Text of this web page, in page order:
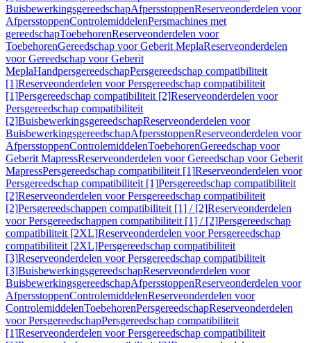
BuisbewerkingsgereedschapAfpersstoppenReserveonderdelen voor
AfpersstoppenControlemiddelenPersmachines met
gereedschapToebehorenReserveonderdelen voor
ToebehorenGereedschap voor Geberit MeplaReserveonderdelen
voor Gereedschap voor Geberit
MeplaHandpersgereedschapPersgereedschap compatibiliteit
[1]Reserveonderdelen voor Persgereedschap compatibiliteit
[1]Persgereedschap compatibiliteit [2]Reserveonderdelen voor
Persgereedschap compatibiliteit
[2]BuisbewerkingsgereedschapReserveonderdelen voor
BuisbewerkingsgereedschapAfpersstoppenReserveonderdelen voor
AfpersstoppenControlemiddelenToebehorenGereedschap voor
Geberit MapressReserveonderdelen voor Gereedschap voor Geberit
MapressPersgereedschap compatibiliteit [1]Reserveonderdelen voor
Persgereedschap compatibiliteit [1]Persgereedschap compatibiliteit
[2]Reserveonderdelen voor Persgereedschap compatibiliteit
[2]Persgereedschappen compatibiliteit [1] / [2]Reserveonderdelen
voor Persgereedschappen compatibiliteit [1] / [2]Persgereedschap
compatibiliteit [2XL]Reserveonderdelen voor Persgereedschap
compatibiliteit [2XL]Persgereedschap compatibiliteit
[3]Reserveonderdelen voor Persgereedschap compatibiliteit
[3]BuisbewerkingsgereedschapReserveonderdelen voor
BuisbewerkingsgereedschapAfpersstoppenReserveonderdelen voor
AfpersstoppenControlemiddelenReserveonderdelen voor
ControlemiddelenToebehorenPersgereedschapReserveonderdelen
voor PersgereedschapPersgereedschap compatibiliteit
[1]Reserveonderdelen voor Persgereedschap compatibiliteit